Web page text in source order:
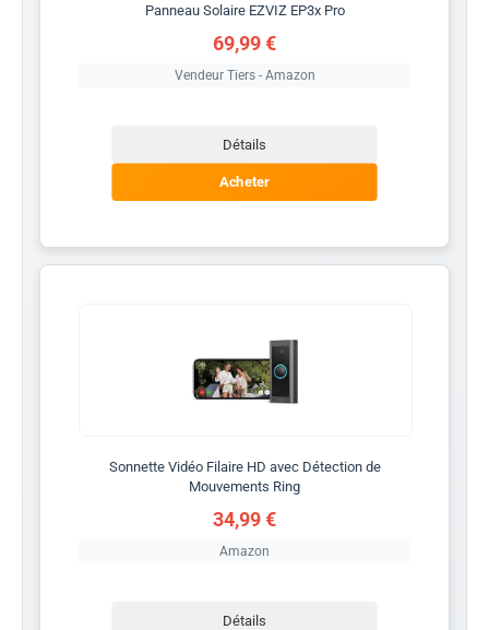
Panneau Solaire EZVIZ EP3x Pro
69,99 €
Vendeur Tiers - Amazon
Détails
Acheter
Sonnette Vidéo Filaire HD avec Détection de
Mouvements Ring
34,99 €
Amazon
Détails